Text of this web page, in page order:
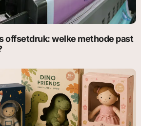
offsetdruk: welke methode past